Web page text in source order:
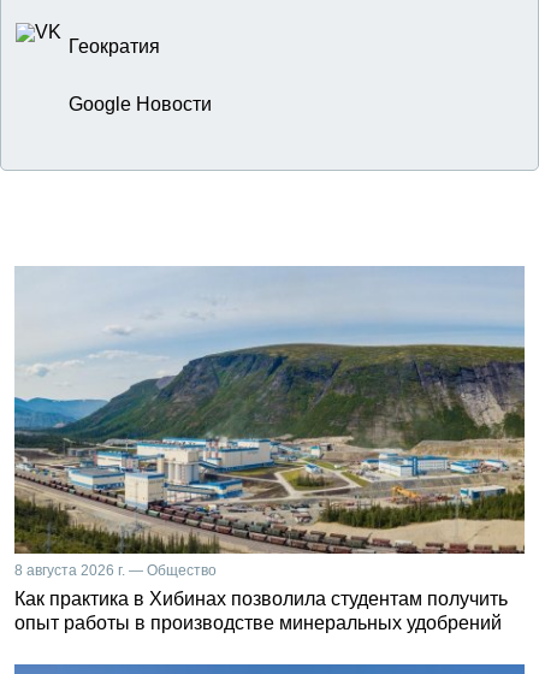
Геократия
Google Новости
8 августа 2026 г. — Общество
Как практика в Хибинах позволила студентам получить
опыт работы в производстве минеральных удобрений